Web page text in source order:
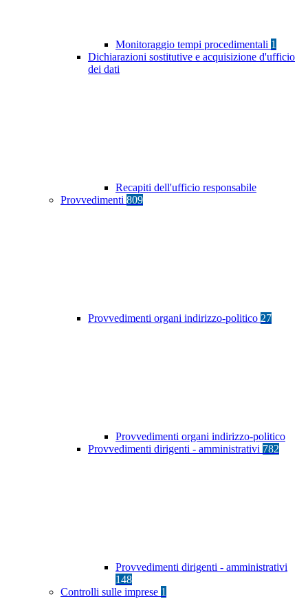
Monitoraggio tempi procedimentali 1
Dichiarazioni sostitutive e acquisizione d'ufficio
dei dati
Recapiti dell'ufficio responsabile
Provvedimenti 809
Provvedimenti organi indirizzo-politico 27
Provvedimenti organi indirizzo-politico
Provvedimenti dirigenti - amministrativi 782
Provvedimenti dirigenti - amministrativi
148
Controlli sulle imprese 1